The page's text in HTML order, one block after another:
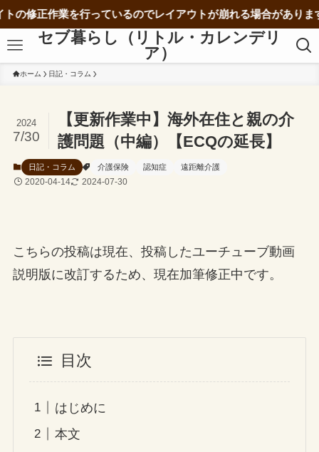
業を行っているのでレイアウトが崩れる場合があります。
セブ暮らし（リトル・カレンデリ
ア）
ホーム 日記・コラム
【更新作業中】海外在住と親の介
護問題（中編）【ECQの延長】
2024
7/30
日記・コラム 介護保険 認知症 遠距離介護
2020-04-14 2024-07-30
こちらの投稿は現在、投稿したユーチューブ動画
説明版に改訂するため、現在加筆修正中です。
目次
はじめに
本文